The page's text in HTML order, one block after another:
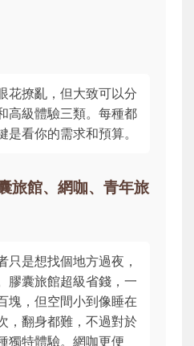
花撩亂，但大致可以分
高級體驗三類。每種都
看你的需求和預算。
旅館、網咖、青年旅
只是想找個地方過夜，
膠囊旅館超級省錢，一
塊，但空間小到像睡在
，翻身都難，不過對於
獨特體驗。網咖更便